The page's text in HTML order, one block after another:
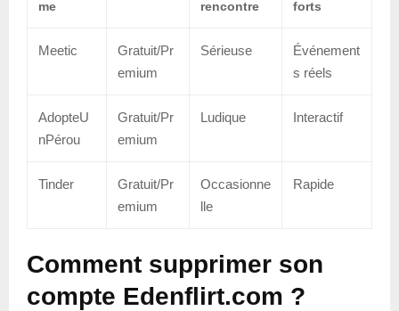
me rencontre forts
Meetic
Gratuit/Pr
emium
Sérieuse
Événement
s réels
AdopteU
nPérou
Gratuit/Pr
emium
Ludique Interactif
Tinder
Gratuit/Pr
emium
Occasionne
lle
Rapide
Comment supprimer son
compte Edenflirt.com ?